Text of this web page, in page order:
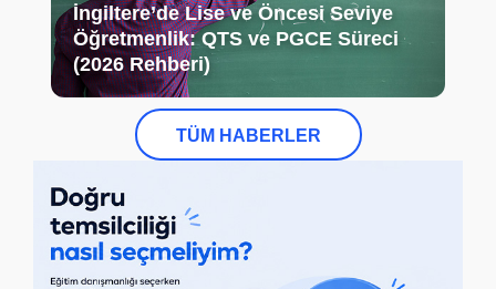
İngiltere’de Lise ve Öncesi Seviye
Öğretmenlik: QTS ve PGCE Süreci
(2026 Rehberi)
TÜM HABERLER